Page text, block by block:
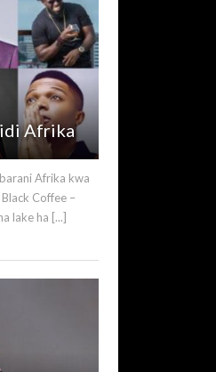
Afrika
Afrika kwa
Coffee –
lake ha [...]